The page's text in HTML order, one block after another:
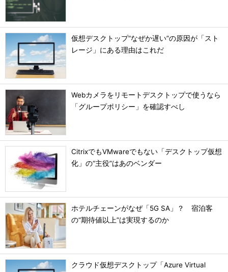
仮想デスクトップ“なぜか遅い”の原因が「スト
レージ」にある理由はこれだ
Webカメラをリモートデスクトップで使うなら
「グループポリシー」を確認すべし
CitrixでもVMwareでもない「デスクトップ仮想
化」の“主役”はあのベンダー
ホテルチェーンがなぜ「5G SA」？ 宿泊客
の“期待値以上”は実現するのか
クラウド仮想デスクトップ「Azure Virtual